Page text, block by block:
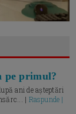
pe primul?
ani de așteptări
| Raspunde |